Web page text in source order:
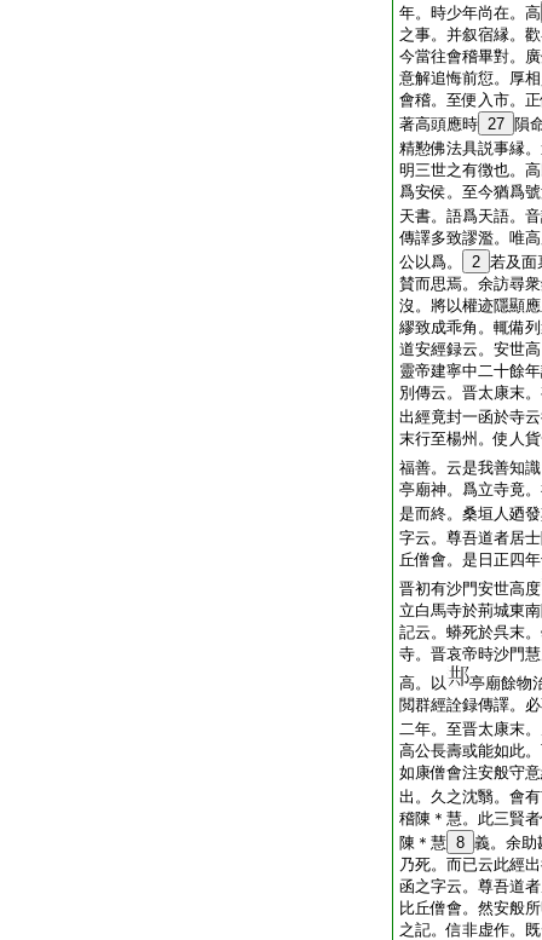
年。時少年尚在。高
之事。并叙宿縁。
今當往會稽畢對。
意解追悔前愆。厚
會稽。至便入市。
著高頭應時 27 隕
精懃佛法具説事縁
明三世之有徴也。
爲安侯。至今猶爲
天書。語爲天語。
傳譯多致謬濫。唯
公以爲。
2 若及面
賛而思焉。余訪尋
沒。將以權迹隱顯
繆致成乖角。輒備
道安經録云。安世
靈帝建寧中二十餘
別傳云。晋太康末
出經竟封一函於寺
末行至楊州。使人
福善。云是我善知
亭廟神。爲立寺竟
是而終。桑垣人廼
字云。尊吾道者居
丘僧會。是日正四
晋初有沙門安世高度
立白馬寺於荊城東
記云。蟒死於呉末
寺。晋哀帝時沙門
高。以
亭廟餘物
閲群經詮録傳譯。
二年。至晋太康末
高公長壽或能如此
如康僧會注安般守
出。久之沈翳。會
稽陳＊慧。此三賢
陳＊慧 8 義。余助
乃死。而已云此經
函之字云。尊吾道
比丘僧會。然安般
之記。信非虚作。